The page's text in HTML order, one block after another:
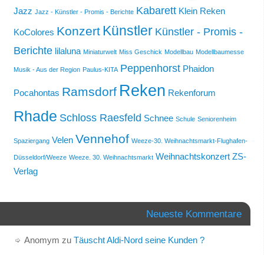
Jazz Jazz - Künstler - Promis - Berichte Kabarett Klein Reken
KoColores Konzert Künstler Künstler - Promis -
Berichte lilaluna Miniaturwelt Miss Geschick Modellbau Modellbaumesse
Musik - Aus der Region Paulus-KITA Peppenhorst Phaidon
Pocahontas Ramsdorf Reken Rekenforum
Rhade Schloss Raesfeld Schnee Schule Seniorenheim
Spaziergang Velen Vennehof Weeze-30. Weihnachtsmarkt-Flughafen-
Düsseldorf/Weeze Weeze. 30. Weihnachtsmarkt Weihnachtskonzert ZS-
Verlag
Neueste Kommentare
Anomym zu Täuscht Aldi-Nord seine Kunden ?